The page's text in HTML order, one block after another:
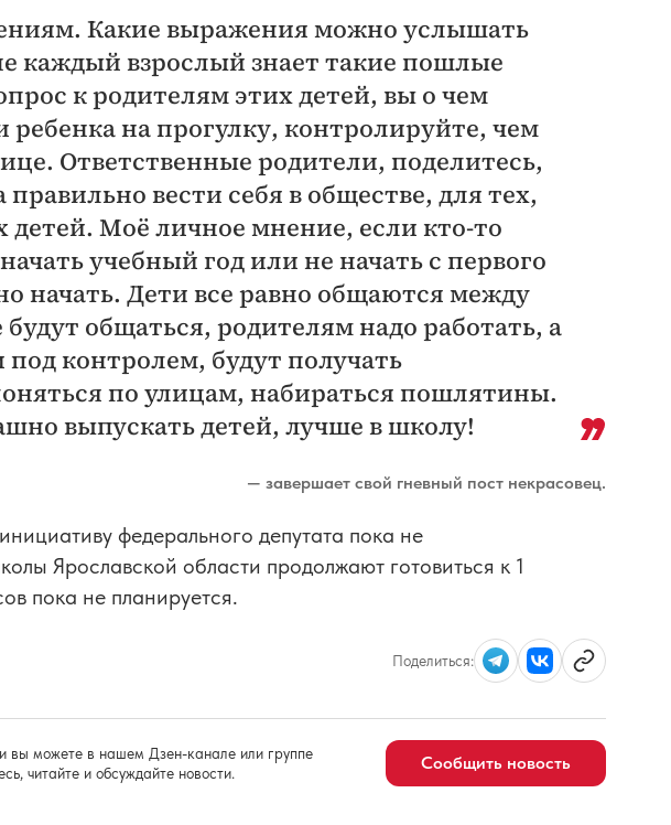
Какие выражения можно услышать
каждый взрослый знает такие пошлые
к родителям этих детей, вы о чем
ребенка на прогулку, контролируйте, чем
Ответственные родители, поделитесь,
правильно вести себя в обществе, для тех,
детей. Моё личное мнение, если кто-то
учебный год или не начать с первого
начать. Дети все равно общаются между
общаться, родителям надо работать, а
контролем, будут получать
по улицам, набираться пошлятины.
выпускать детей, лучше в школу!
— завершает свой гневный пост некрасовец.
федерального депутата пока не
Ярославской области продолжают готовиться к 1
пока не планируется.
Поделиться:
вы можете в нашем Дзен-канале или группе
читайте и обсуждайте новости.
Сообщить новость